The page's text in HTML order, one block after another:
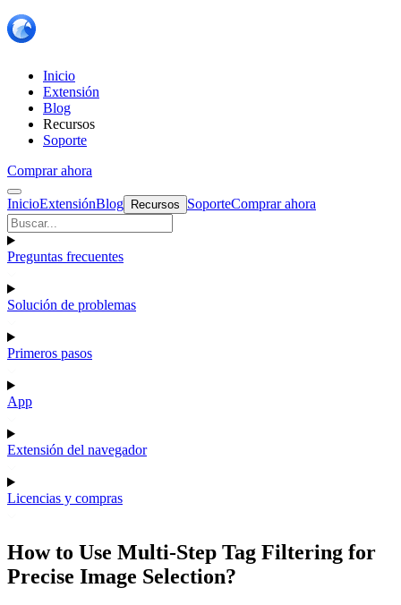
Inicio
Extensión
Blog
Recursos
Soporte
Comprar ahora
InicioExtensiónBlog Recursos SoporteComprar ahora
Preguntas frecuentes
Solución de problemas
Primeros pasos
App
Extensión del navegador
Licencias y compras
How to Use Multi-Step Tag Filtering for
Precise Image Selection?